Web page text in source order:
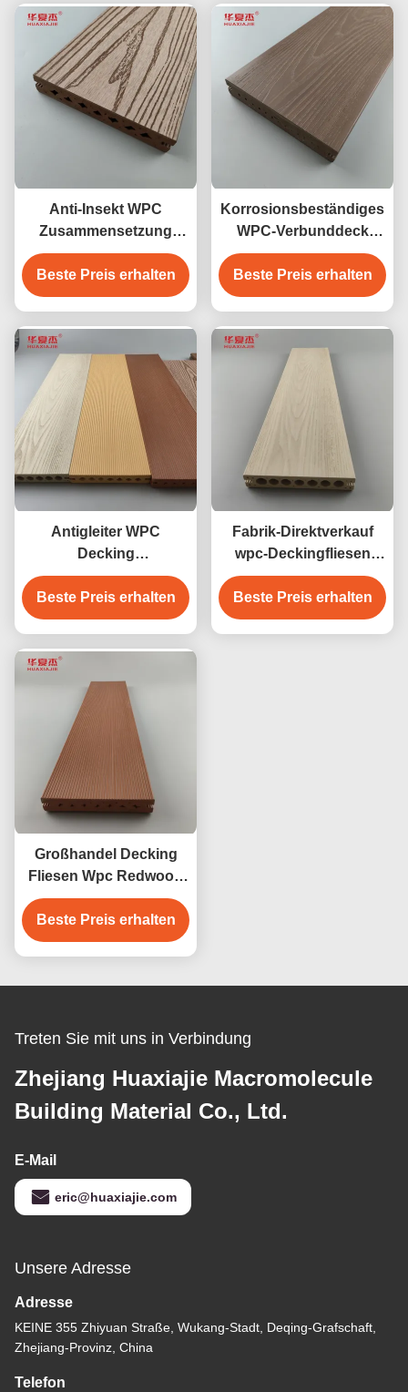
Anti-Insekt WPC
Zusammensetzung
Decking im Freien
Beste Preis erhalten
Korrosionsbeständiges
WPC-Verbunddeck
wasserdichter Outdoor-
Gartenboden
Beste Preis erhalten
Antigleiter WPC
Decking
zusammengesetztes
Fußbodenbelag- 140 x
25mm hölzerne Farbe
Teakholzes des Kaffees
grauen
Beste Preis erhalten
Fabrik-Direktverkauf
wpc-Deckingfliesen
Zeder-Farbdesign wpc
wasserdichte langlebige
Decking-Außen
Beste Preis erhalten
Großhandel Decking
Fliesen Wpc Redwood
Decking Außenboden
Dekoration
Beste Preis erhalten
Treten Sie mit uns in Verbindung
Zhejiang Huaxiajie Macromolecule
Building Material Co., Ltd.
E-Mail
eric@huaxiajie.com
Unsere Adresse
Adresse
KEINE 355 Zhiyuan Straße, Wukang-Stadt, Deqing-Grafschaft,
Zhejiang-Provinz, China
Telefon